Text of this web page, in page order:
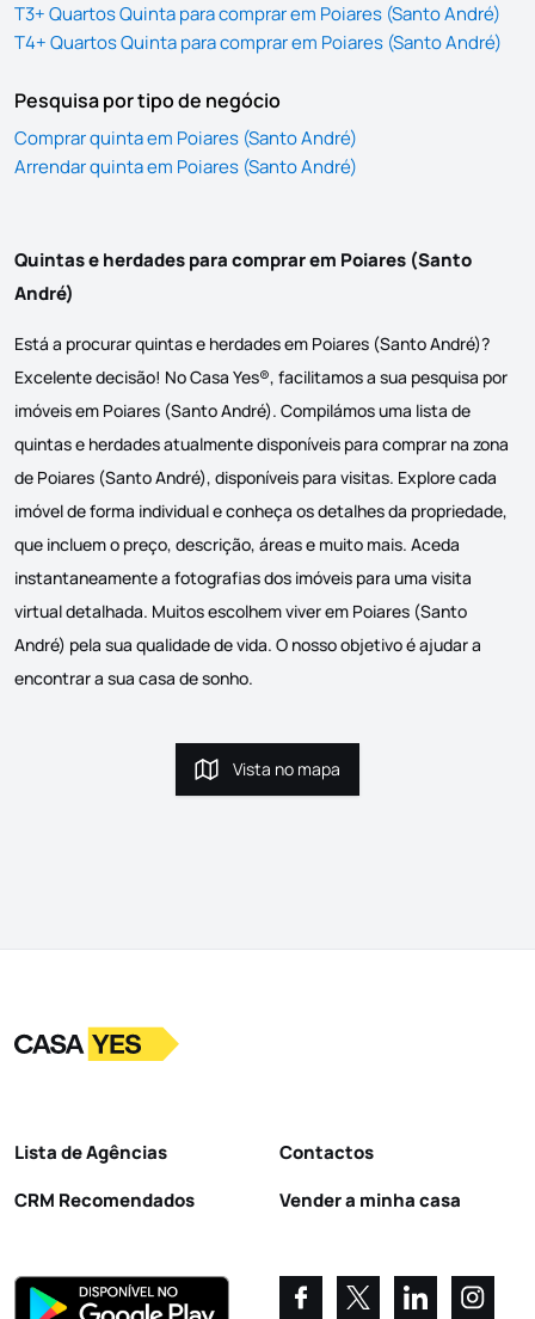
T3+ Quartos Quinta para comprar em Poiares (Santo André)
T4+ Quartos Quinta para comprar em Poiares (Santo André)
Pesquisa por tipo de negócio
Comprar quinta em Poiares (Santo André)
Arrendar quinta em Poiares (Santo André)
Quintas e herdades para comprar em Poiares (Santo
André)
Está a procurar quintas e herdades em Poiares (Santo André)?
Excelente decisão! No Casa Yes®, facilitamos a sua pesquisa por
imóveis em Poiares (Santo André). Compilámos uma lista de
quintas e herdades atualmente disponíveis para comprar na zona
de Poiares (Santo André), disponíveis para visitas. Explore cada
imóvel de forma individual e conheça os detalhes da propriedade,
que incluem o preço, descrição, áreas e muito mais. Aceda
instantaneamente a fotografias dos imóveis para uma visita
virtual detalhada. Muitos escolhem viver em Poiares (Santo
André) pela sua qualidade de vida. O nosso objetivo é ajudar a
encontrar a sua casa de sonho.
Vista no mapa
Vista no mapa
LogoIr para a homepage
Lista de Agências
CRM Recomendados
Contactos
Vender a minha casa